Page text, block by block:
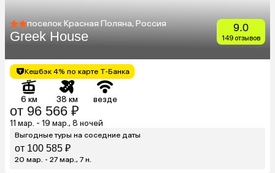
поселок Красная Поляна, Россия
Greek House
9.0
149 отзывов
Кешбэк 4% по карте Т-Банка
6 км 38 км везде
от 96 566 ₽
11 мар. - 19 мар., 8 ночей
Выгодные туры на соседние даты
от 100 585 ₽
20 мар. - 27 мар., 7 н.